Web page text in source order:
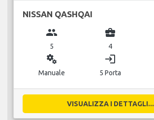
NISSAN QASHQAI
group
5
business_center
4
miscellaneous_services
Manuale
login
5 Porta
VISUALIZZA I DETTAGLI...